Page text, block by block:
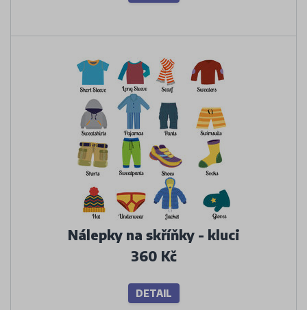
Nálepky na skříňky - kluci
360 Kč
DETAIL